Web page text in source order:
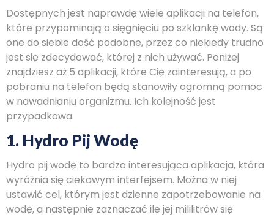
Dostępnych jest naprawdę wiele aplikacji na telefon,
które przypominają o sięgnięciu po szklankę wody. Są
one do siebie dość podobne, przez co niekiedy trudno
jest się zdecydować, której z nich używać. Poniżej
znajdziesz aż 5 aplikacji, które Cię zainteresują, a po
pobraniu na telefon będą stanowiły ogromną pomoc
w nawadnianiu organizmu. Ich kolejność jest
przypadkowa.
1. Hydro Pij Wodę
Hydro pij wodę to bardzo interesująca aplikacja, która
wyróżnia się ciekawym interfejsem. Można w niej
ustawić cel, którym jest dzienne zapotrzebowanie na
wodę, a następnie zaznaczać ile jej mililitrów się